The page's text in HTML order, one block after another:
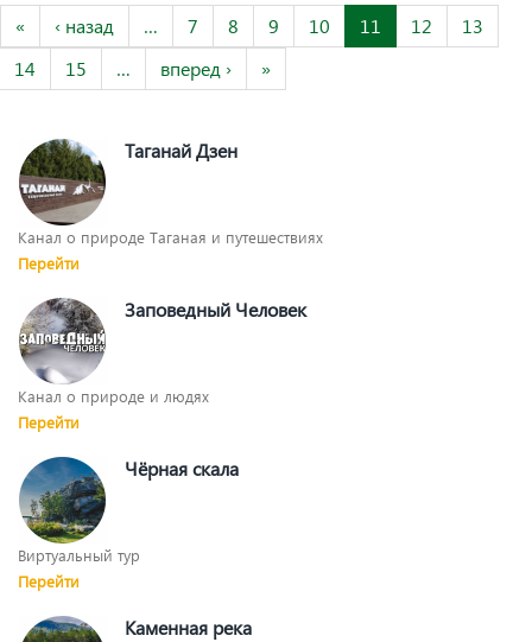
« ‹ назад … 7 8 9 10 11 12
13
14
15 … вперед › »
Таганай Дзен
Канал о природе Таганая и путешествиях
Перейти
Заповедный Человек
Канал о природе и людях
Перейти
Чёрная скала
Виртуальный тур
Перейти
Каменная река